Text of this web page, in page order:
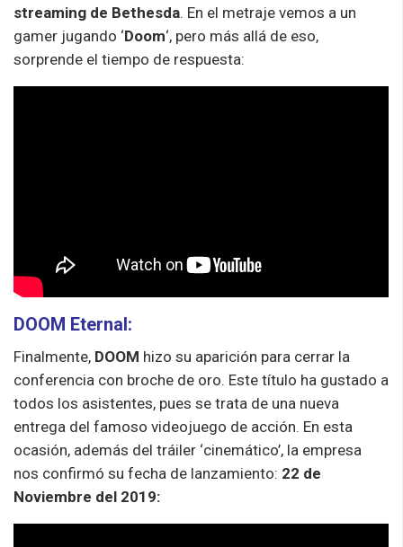
streaming de Bethesda. En el metraje vemos a un
gamer jugando ‘Doom‘, pero más allá de eso,
sorprende el tiempo de respuesta:
DOOM Eternal:
Finalmente, DOOM hizo su aparición para cerrar la
conferencia con broche de oro. Este título ha gustado a
todos los asistentes, pues se trata de una nueva
entrega del famoso videojuego de acción. En esta
ocasión, además del tráiler ‘cinemático’, la empresa
nos confirmó su fecha de lanzamiento: 22 de
Noviembre del 2019: